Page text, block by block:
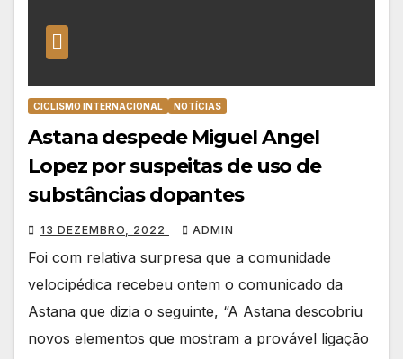
CICLISMO INTERNACIONAL NOTÍCIAS
Astana despede Miguel Angel
Lopez por suspeitas de uso de
substâncias dopantes
13 DEZEMBRO, 2022 ADMIN
Foi com relativa surpresa que a comunidade
velocipédica recebeu ontem o comunicado da
Astana que dizia o seguinte, “A Astana descobriu
novos elementos que mostram a provável ligação